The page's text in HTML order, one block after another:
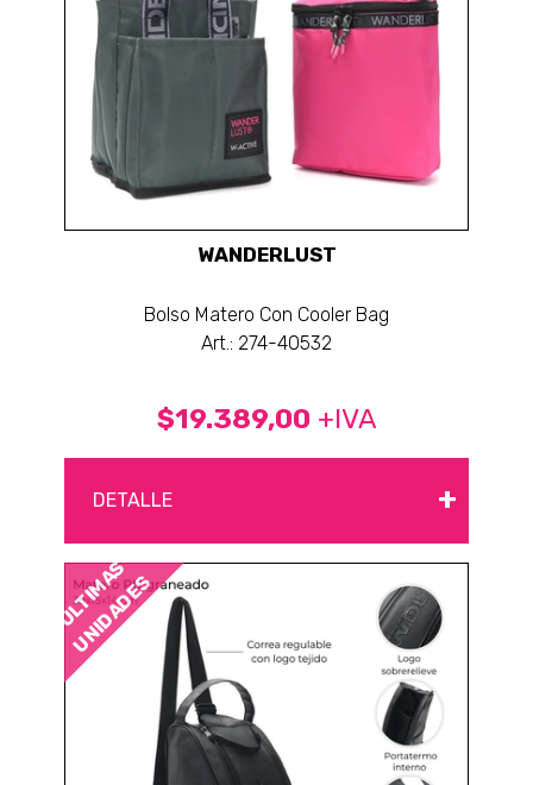
WANDERLUST
Bolso Matero Con Cooler Bag
Art.: 274-40532
$19.389,00 +IVA
DETALLE +
ÚLTIMAS
UNIDADES